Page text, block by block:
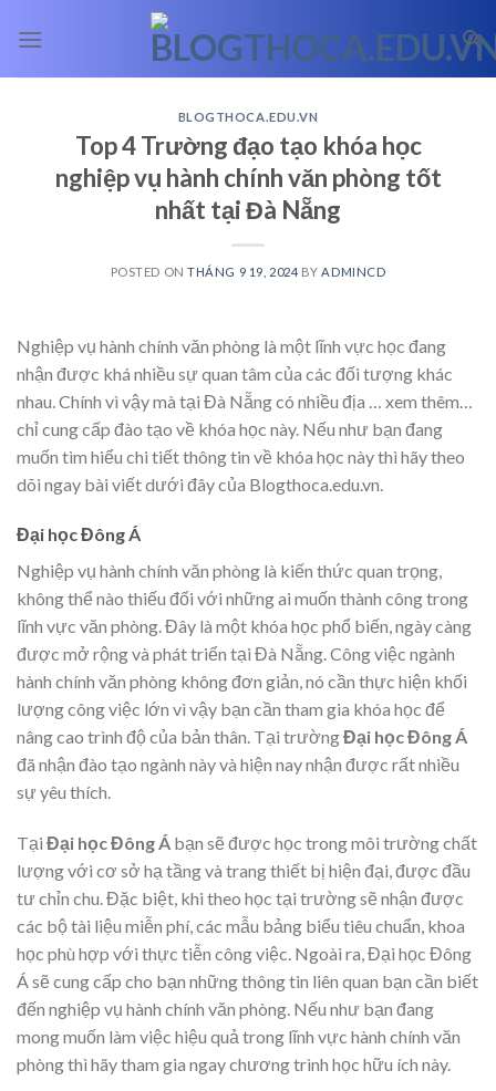
BLOGTHOCA.EDU.VN
Top 4 Trường đạo tạo khóa học
nghiệp vụ hành chính văn phòng tốt
nhất tại Đà Nẵng
POSTED ONTHÁNG 9 19, 2024 BY ADMINCD
Nghiệp vụ hành chính văn phòng là một lĩnh vực học đang
nhận được khá nhiều sự quan tâm của các đối tượng khác
nhau. Chính vì vậy mà tại Đà Nẵng có nhiều địa
… xem thêm…
chỉ cung cấp đào tạo về khóa học này. Nếu như bạn đang
muốn tìm hiểu chi tiết thông tin về khóa học này thì hãy theo
dõi ngay bài viết dưới đây của Blogthoca.edu.vn.
Đại học Đông Á
Nghiệp vụ hành chính văn phòng là kiến thức quan trọng,
không thể nào thiếu đối với những ai muốn thành công trong
lĩnh vực văn phòng. Đây là một khóa học phổ biến, ngày càng
được mở rộng và phát triển tại Đà Nẵng. Công việc ngành
hành chính văn phòng không đơn giản, nó cần thực hiện khối
lượng công việc lớn vì vậy bạn cần tham gia khóa học để
nâng cao trình độ của bản thân. Tại trườngĐại học Đông Á
đã nhận đào tạo ngành này và hiện nay nhận được rất nhiều
sự yêu thích.
Tại Đại học Đông Á bạn sẽ được học trong môi trường chất
lượng với cơ sở hạ tầng và trang thiết bị hiện đại, được đầu
tư chỉn chu. Đặc biệt, khi theo học tại trường sẽ nhận được
các bộ tài liệu miễn phí, các mẫu bảng biểu tiêu chuẩn, khoa
học phù hợp với thực tiễn công việc. Ngoài ra, Đại học Đông
Á sẽ cung cấp cho bạn những thông tin liên quan bạn cần biết
đến nghiệp vụ hành chính văn phòng. Nếu như bạn đang
mong muốn làm việc hiệu quả trong lĩnh vực hành chính văn
phòng thì hãy tham gia ngay chương trình học hữu ích này.